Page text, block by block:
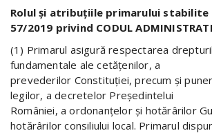
Rolul şi atribuţiile primarului stabilite
57/2019 privind CODUL
(1) Primarul asigură respectarea
fundamentale ale cetăţenilor, a
prevederilor Constituţiei, precum şi
legilor, a decretelor Preşedintelui
României, a ordonanţelor şi hotărârilor
hotărârilor consiliului local. Primarul